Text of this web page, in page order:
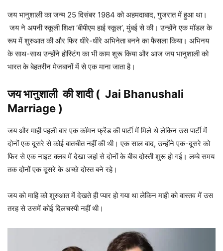
जय भानुशाली का जन्म 25 दिसंबर 1984 को अहमदाबाद, गुजरात में हुआ था।
जय ने अपनी स्कूली शिक्षा ‘बीपीएम हाई स्कूल’, मुंबई से की। उन्होंने एक मॉडल के
रूप में शुरुआत की और फिर धीरे-धीरे अभिनेता बनने का फैसला किया। अभिनय
के साथ-साथ उन्होंने होस्टिंग का भी काम शुरू किया और आज जय भानुशाली को
भारत के बेहतरीन मेजबानों में से एक माना जाता है।
जय भानुशालीकी शादी ( Jai Bhanushali
Marriage )
जय और माही पहली बार एक कॉमन फ्रेंड की पार्टी में मिले थे लेकिन उस पार्टी में
दोनों एक दूसरे से कोई बातचीत नहीं की थी। एक साल बाद, उन्होंने एक-दूसरे को
फिर से एक नाइट क्लब में देखा जहां से दोनों के बीच दोस्ती शुरू हो गई। लम्बे समय
तक दोनों एक दूसरे के अच्छे दोस्त बने रहे।
जय को माहि को शुरुआत में देखते ही प्यार हो गया था लेकिन माही को वास्तव में उस
तरह से उसमें कोई दिलचस्पी नहीं थी।